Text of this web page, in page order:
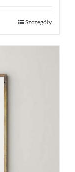
Szczegóły